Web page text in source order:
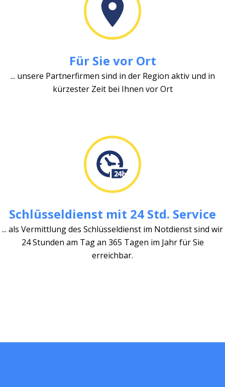
Für Sie vor Ort
... unsere Partnerfirmen sind in der Region aktiv und in
kürzester Zeit bei Ihnen vor Ort
Schlüsseldienst mit 24 Std. Service
... als Vermittlung des Schlüsseldienst im Notdienst sind wir
24 Stunden am Tag an 365 Tagen im Jahr für Sie
erreichbar.